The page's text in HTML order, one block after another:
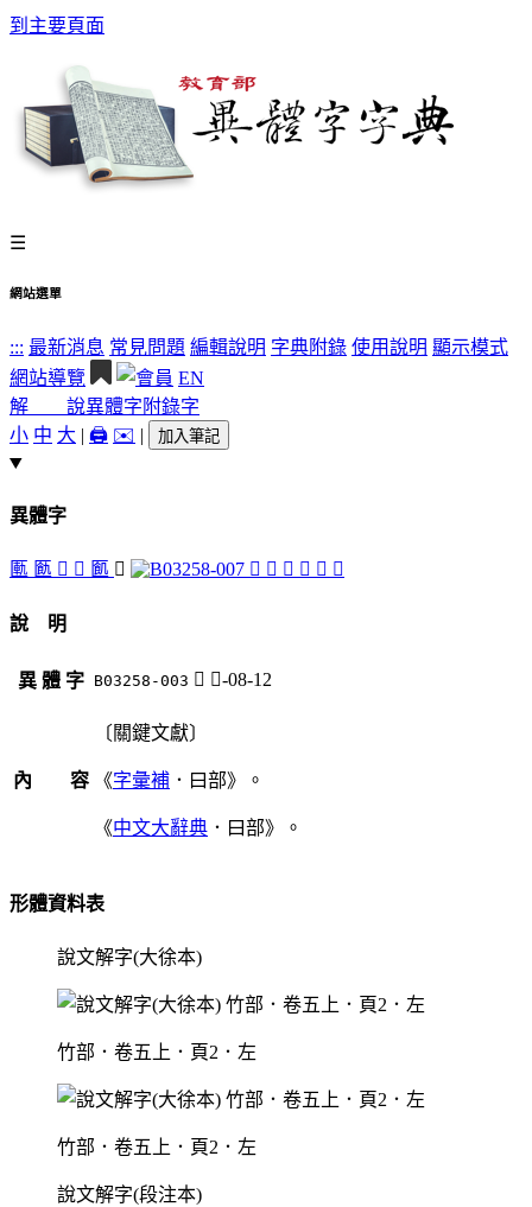
到主要頁面
☰
網站選單
::: 最新消息 常見問題 編輯說明 字典附錄 使用說明 顯示模式
網站導覽
EN
解 說異體字 附錄字
小 中 大 | 🖨️ ✉️ | 加入筆記
異體字
匭 㔲 󸏲 󸏶 㔳 𣌽 𣪕 󸏴 𥁬 󸏳 󸏵 󸏷
說 明
異 體 字 B03258-003 𣌽 曰-08-12
內 容
〔關鍵文獻〕
《字彙補 ．曰部》。
《中文大辭典 ．曰部》。
形體資料表
說文解字(大徐本)
竹部．卷五上．頁2．左
竹部．卷五上．頁2．左
說文解字(段注本)